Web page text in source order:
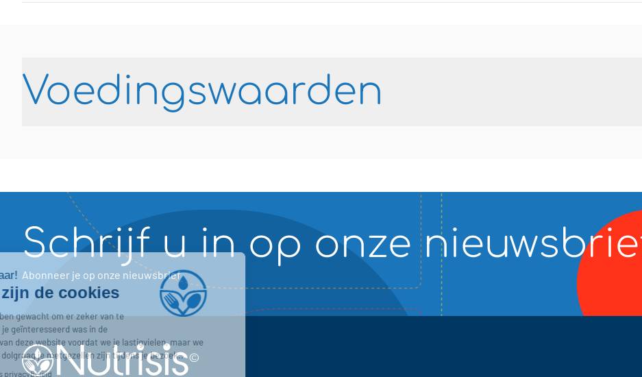
Voedingswaarden
Schrijf u in op onze
Abonneer je op onze nieuwsbrief